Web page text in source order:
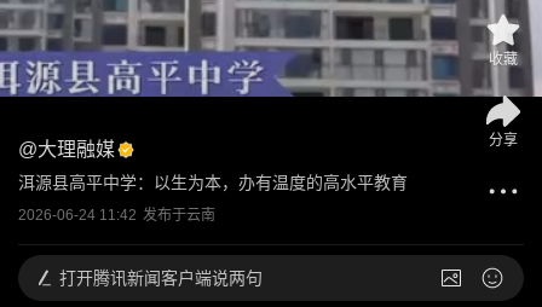
@大理融媒
洱源县高平中学：以生为本，办有温度的高水平教育
2026-06-24 11:42 发布于云南
收藏
分享
打开腾讯新闻客户端说两句